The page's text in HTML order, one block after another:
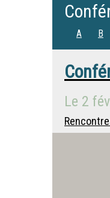
A B
Le 2